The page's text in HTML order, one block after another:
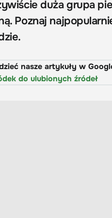
duża grupa
Poznaj
nasze artykuły w
do ulubionych źródeł